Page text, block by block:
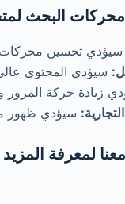
البحث
سيؤدي تحسين محركات
سيؤدي المحتوى
زيادة حركة المرور
سيؤدي ظهور
معنا لمعرفة